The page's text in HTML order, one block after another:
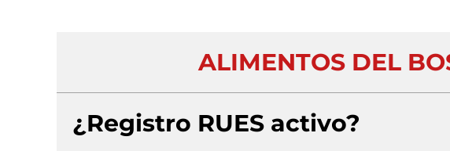
ALIMENTOS DEL
¿Registro RUES activo?